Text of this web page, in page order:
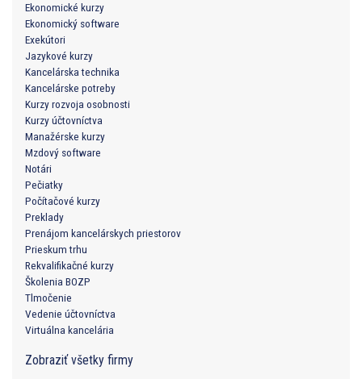
Ekonomické kurzy
Ekonomický software
Exekútori
Jazykové kurzy
Kancelárska technika
Kancelárske potreby
Kurzy rozvoja osobnosti
Kurzy účtovníctva
Manažérske kurzy
Mzdový software
Notári
Pečiatky
Počítačové kurzy
Preklady
Prenájom kancelárskych priestorov
Prieskum trhu
Rekvalifikačné kurzy
Školenia BOZP
Tlmočenie
Vedenie účtovníctva
Virtuálna kancelária
Zobraziť všetky firmy